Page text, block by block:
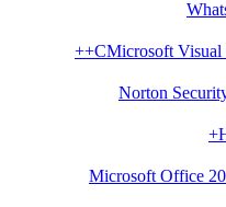
Microsoft Visual
Norton